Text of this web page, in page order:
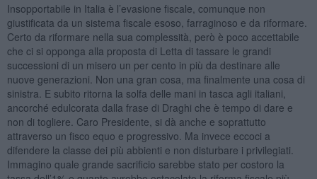
Insopportabile in Italia è l’evasione fiscale, comunque non
giustificata da un sistema fiscale esoso, farraginoso e da riformare.
Certo da riformare nella sua complessità, però è poco accettabile
che ci si opponga alla proposta di Letta di tassare le grandi
successioni di un misero un per cento in più da destinare alle
nuove generazioni. Non una gran cosa, ma finalmente una cosa di
sinistra. E subito ritorna la solfa delle mani in tasca agli italiani,
ancorché edulcorata dalla frase di Draghi che è tempo di dare e
non di togliere. Caro Presidente, si dà anche e soprattutto
attraverso un fisco equo e progressivo. Ma invece eccoci a
difendere la classe dei più abbienti e non disturbare i privilegiati.
Immagino quale grande sacrificio sarebbe stato per costoro la